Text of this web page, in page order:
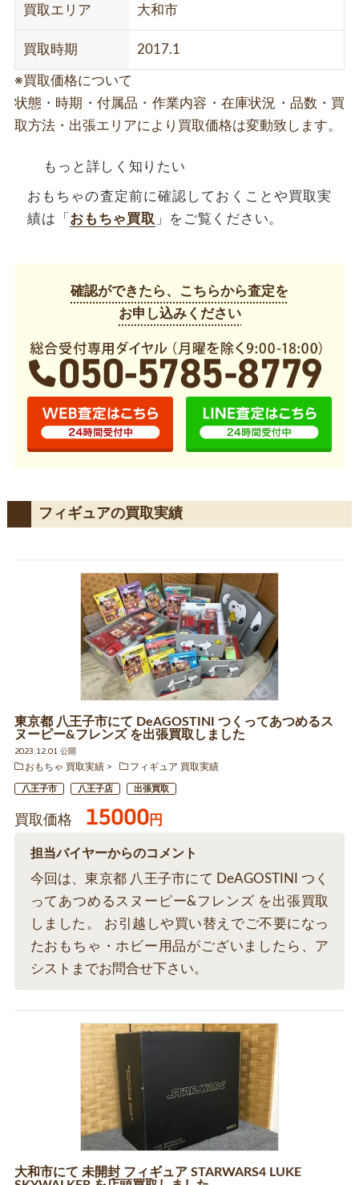
買取エリア 大和市
買取時期 2017.1
※買取価格について
状態・時期・付属品・作業内容・在庫状況・品数・買
取方法・出張エリアにより買取価格は変動致します。
もっと詳しく知りたい
おもちゃの査定前に確認しておくことや買取実
績は「 おもちゃ買取 」をご覧ください。
確認ができたら、こちらから査定を
お申し込みください
フィギュアの買取実績
東京都 八王子市にて DeAGOSTINI つくってあつめるス
ヌーピー&フレンズ を出張買取しました
2023.12.01 公開
おもちゃ 買取実績
フィギュア 買取実績
八王子市 八王子店 出張買取
買取価格 15000円
担当バイヤーからのコメント
今回は、東京都 八王子市にて DeAGOSTINI つく
ってあつめるスヌーピー&フレンズ を出張買取
しました。 お引越しや買い替えでご不要になっ
たおもちゃ・ホビー用品がございましたら、ア
シストまでお問合せ下さい。
大和市にて 未開封 フィギュア STARWARS4 LUKE